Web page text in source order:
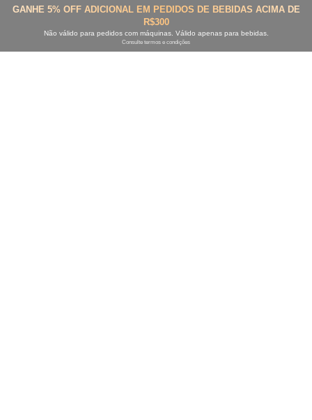
GANHE 5% OFF ADICIONAL EM PEDIDOS DE BEBIDAS ACIMA DE
R$300
Não válido para pedidos com máquinas. Válido apenas para bebidas.
Consulte termos e condições